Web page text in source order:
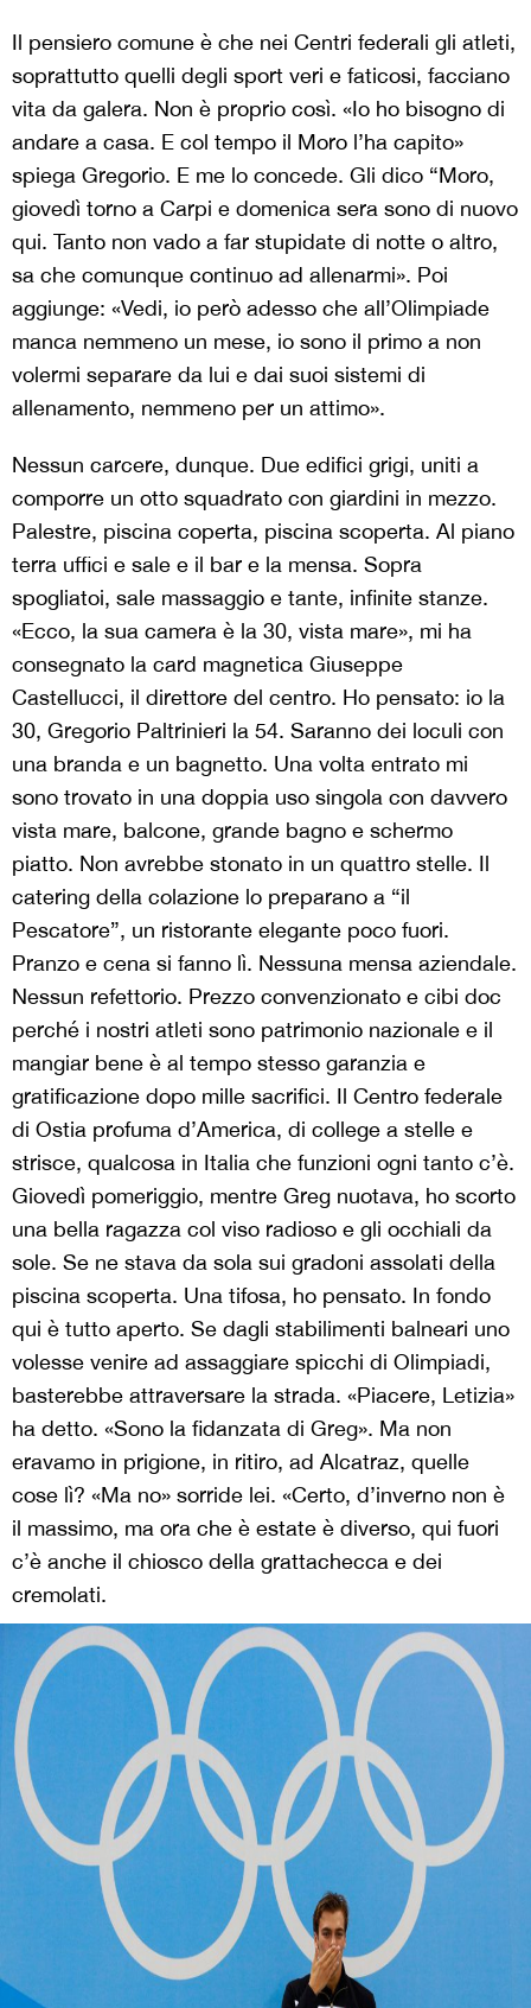
Il pensiero comune è che nei Centri federali gli atleti,
soprattutto quelli degli sport veri e faticosi, facciano
vita da galera. Non è proprio così. «Io ho bisogno di
andare a casa. E col tempo il Moro l’ha capito»
spiega Gregorio. E me lo concede. Gli dico “Moro,
giovedì torno a Carpi e domenica sera sono di nuovo
qui. Tanto non vado a far stupidate di notte o altro,
sa che comunque continuo ad allenarmi». Poi
aggiunge: «Vedi, io però adesso che all’Olimpiade
manca nemmeno un mese, io sono il primo a non
volermi separare da lui e dai suoi sistemi di
allenamento, nemmeno per un attimo».
Nessun carcere, dunque. Due edifici grigi, uniti a
comporre un otto squadrato con giardini in mezzo.
Palestre, piscina coperta, piscina scoperta. Al piano
terra uffici e sale e il bar e la mensa. Sopra
spogliatoi, sale massaggio e tante, infinite stanze.
«Ecco, la sua camera è la 30, vista mare», mi ha
consegnato la card magnetica Giuseppe
Castellucci, il direttore del centro. Ho pensato: io la
30, Gregorio Paltrinieri la 54. Saranno dei loculi con
una branda e un bagnetto. Una volta entrato mi
sono trovato in una doppia uso singola con davvero
vista mare, balcone, grande bagno e schermo
piatto. Non avrebbe stonato in un quattro stelle. Il
catering della colazione lo preparano a “il
Pescatore”, un ristorante elegante poco fuori.
Pranzo e cena si fanno lì. Nessuna mensa aziendale.
Nessun refettorio. Prezzo convenzionato e cibi doc
perché i nostri atleti sono patrimonio nazionale e il
mangiar bene è al tempo stesso garanzia e
gratificazione dopo mille sacrifici. Il Centro federale
di Ostia profuma d’America, di college a stelle e
strisce, qualcosa in Italia che funzioni ogni tanto c’è.
Giovedì pomeriggio, mentre Greg nuotava, ho scorto
una bella ragazza col viso radioso e gli occhiali da
sole. Se ne stava da sola sui gradoni assolati della
piscina scoperta. Una tifosa, ho pensato. In fondo
qui è tutto aperto. Se dagli stabilimenti balneari uno
volesse venire ad assaggiare spicchi di Olimpiadi,
basterebbe attraversare la strada. «Piacere, Letizia»
ha detto. «Sono la fidanzata di Greg». Ma non
eravamo in prigione, in ritiro, ad Alcatraz, quelle
cose lì? «Ma no» sorride lei. «Certo, d’inverno non è
il massimo, ma ora che è estate è diverso, qui fuori
c’è anche il chiosco della grattachecca e dei
cremolati.